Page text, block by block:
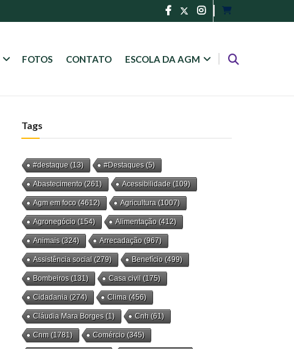
FOTOS CONTATO ESCOLA DA AGM
Tags
#destaque (13) #Destaques(5)
Abastecimento(261) Acessibilidade (109)
Agm em foco(4612) Agricultura (1007)
Agronegócio(154) Alimentação(412)
Animais(324) Arrecadação(967)
Assistência social (279) Benefício(499)
Bombeiros(131) Casa civil (175)
Cidadania (274) Clima (456)
Cláudia Mara Borges(1) Cnh (61)
Cnm(1781) Comércio(345)